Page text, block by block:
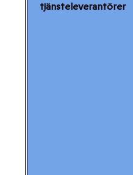
tjänsteleverantörer